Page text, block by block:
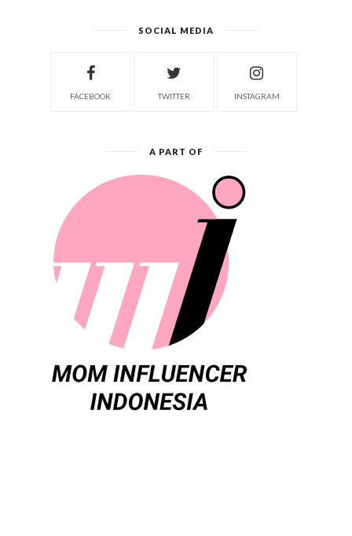
SOCIAL MEDIA
FACEBOOK TWITTER INSTAGRAM
A PART OF